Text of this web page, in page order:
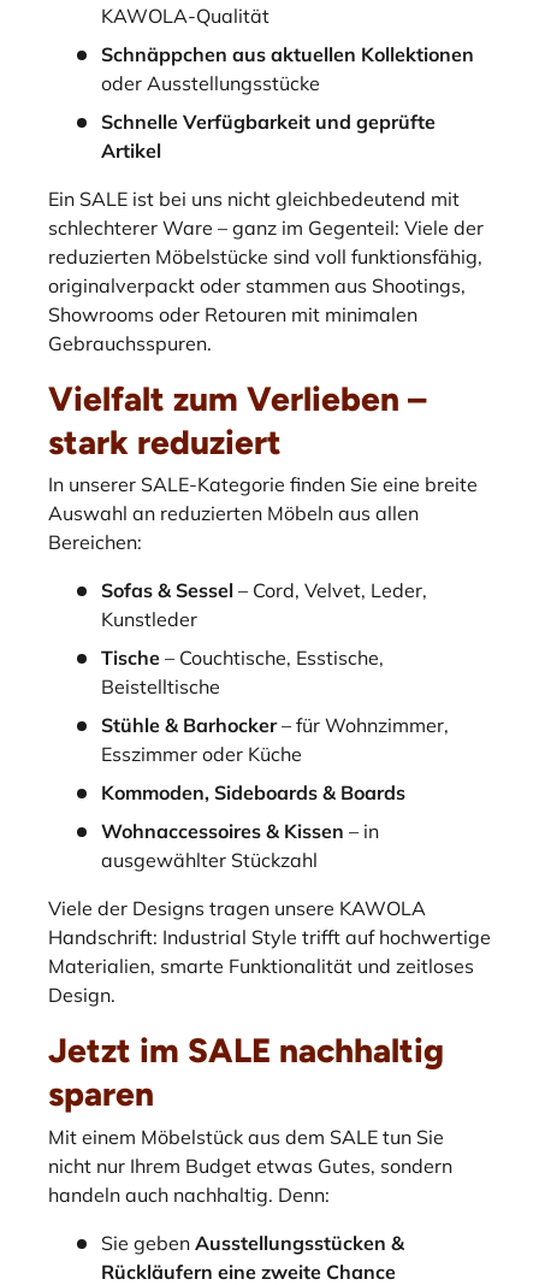
KAWOLA-Qualität
Schnäppchen aus aktuellen Kollektionen
oder Ausstellungsstücke
Schnelle Verfügbarkeit und geprüfte
Artikel
Ein SALE ist bei uns nicht gleichbedeutend mit
schlechterer Ware – ganz im Gegenteil: Viele der
reduzierten Möbelstücke sind voll funktionsfähig,
originalverpackt oder stammen aus Shootings,
Showrooms oder Retouren mit minimalen
Gebrauchsspuren.
Vielfalt zum Verlieben –
stark reduziert
In unserer SALE-Kategorie finden Sie eine breite
Auswahl an reduzierten Möbeln aus allen
Bereichen:
Sofas & Sessel – Cord, Velvet, Leder,
Kunstleder
Tische – Couchtische, Esstische,
Beistelltische
Stühle & Barhocker– für Wohnzimmer,
Esszimmer oder Küche
Kommoden, Sideboards & Boards
Wohnaccessoires & Kissen – in
ausgewählter Stückzahl
Viele der Designs tragen unsere KAWOLA
Handschrift: Industrial Style trifft auf hochwertige
Materialien, smarte Funktionalität und zeitloses
Design.
Jetzt im SALE nachhaltig
sparen
Mit einem Möbelstück aus dem SALE tun Sie
nicht nur Ihrem Budget etwas Gutes, sondern
handeln auch nachhaltig. Denn:
Sie geben Ausstellungsstücken &
Rückläufern eine zweite Chance